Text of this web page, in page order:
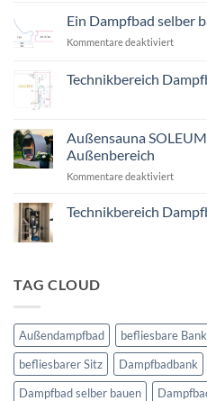
der
Ein Dampfbad selber
Kommentare deaktiviertfür
selber
Technikbereich
Technikbereich
Dampfbad
Außensauna
Außenbereich
Kommentare deaktiviertfür
SOLEUM
Technikbereich
TAG CLOUD
Außendampfbad befliesbare Bank
befliesbarer Sitz
Dampfbadbank
Dampfbad selber bauen